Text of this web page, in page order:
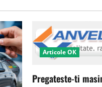
Articole OK
Pregateste-ti